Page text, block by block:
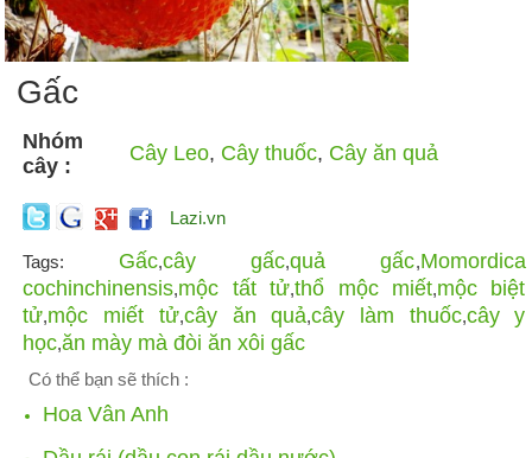
Gấc
Nhóm
cây :
Cây Leo, Cây thuốc, Cây ăn quả
Lazi.vn
Tags: Gấc,cây gấc,quả gấc,Momordica
cochinchinensis,mộc tất tử,thổ mộc miết,mộc biệt
tử,mộc miết tử,cây ăn quả,cây làm thuốc,cây y
học,ăn mày mà đòi ăn xôi gấc
Có thể bạn sẽ thích :
Hoa Vân Anh